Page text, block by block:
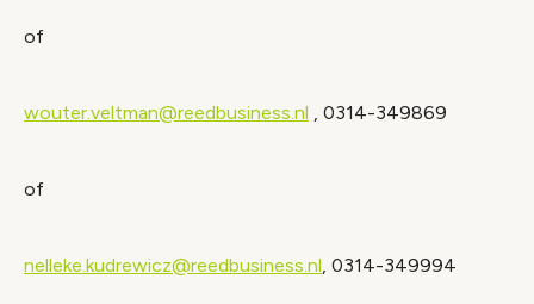
of
wouter.veltman@reedbusiness.nl , 0314-349869
of
nelleke.kudrewicz@reedbusiness.nl, 0314-349994